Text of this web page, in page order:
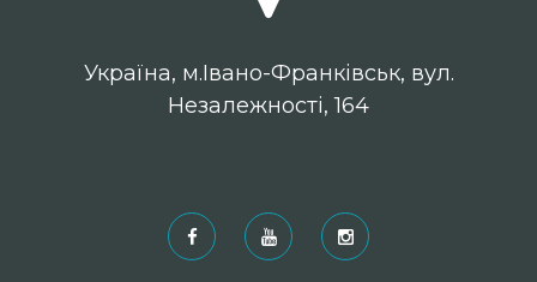
Українa, м.Івано-Франківськ, вул.
Незалежності, 164